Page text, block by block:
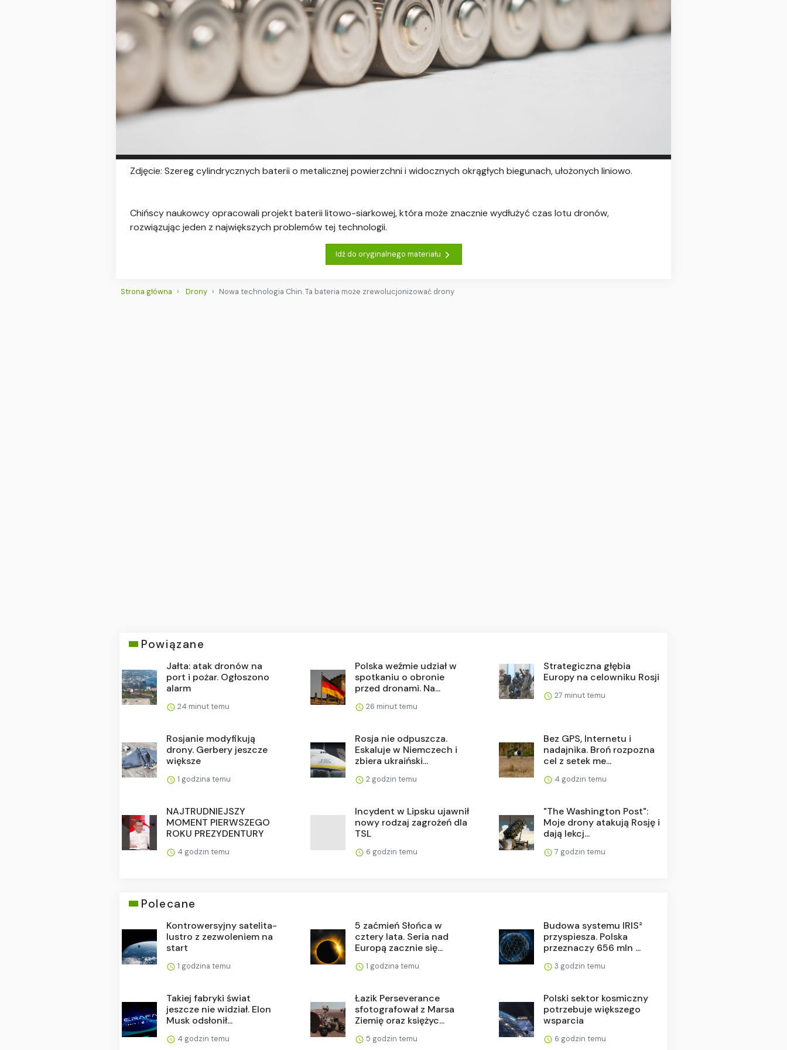
Zdjęcie: Szereg cylindrycznych baterii o metalicznej powierzchni i widocznych okrągłych biegunach, ułożonych liniowo.
Chińscy naukowcy opracowali projekt baterii litowo-siarkowej, która może znacznie wydłużyć czas lotu dronów,
rozwiązując jeden z największych problemów tej technologii.
Idź do oryginalnego materiału
Strona główna Drony Nowa technologia Chin. Ta bateria może zrewolucjonizować drony
Powiązane
Jałta: atak dronów na
port i pożar. Ogłoszono
alarm
24 minut temu
Polska weźmie udział w
spotkaniu o obronie
przed dronami. Na...
26 minut temu
Strategiczna głębia
Europy na celowniku Rosji
27 minut temu
Rosjanie modyfikują
drony. Gerbery jeszcze
większe
1 godzina temu
Rosja nie odpuszcza.
Eskaluje w Niemczech i
zbiera ukraiński...
2 godzin temu
Bez GPS, Internetu i
nadajnika. Broń rozpozna
cel z setek me...
4 godzin temu
NAJTRUDNIEJSZY
MOMENT PIERWSZEGO
ROKU PREZYDENTURY
4 godzin temu
Incydent w Lipsku ujawnił
nowy rodzaj zagrożeń dla
TSL
6 godzin temu
"The Washington Post":
Moje drony atakują Rosję i
dają lekcj...
7 godzin temu
Polecane
Kontrowersyjny satelita-
lustro z zezwoleniem na
start
1 godzina temu
5 zaćmień Słońca w
cztery lata. Seria nad
Europą zacznie się...
1 godzina temu
Budowa systemu IRIS²
przyspiesza. Polska
przeznaczy 656 mln ...
3 godzin temu
Takiej fabryki świat
jeszcze nie widział. Elon
Musk odsłonił...
4 godzin temu
Łazik Perseverance
sfotografował z Marsa
Ziemię oraz księżyc...
5 godzin temu
Polski sektor kosmiczny
potrzebuje większego
wsparcia
6 godzin temu